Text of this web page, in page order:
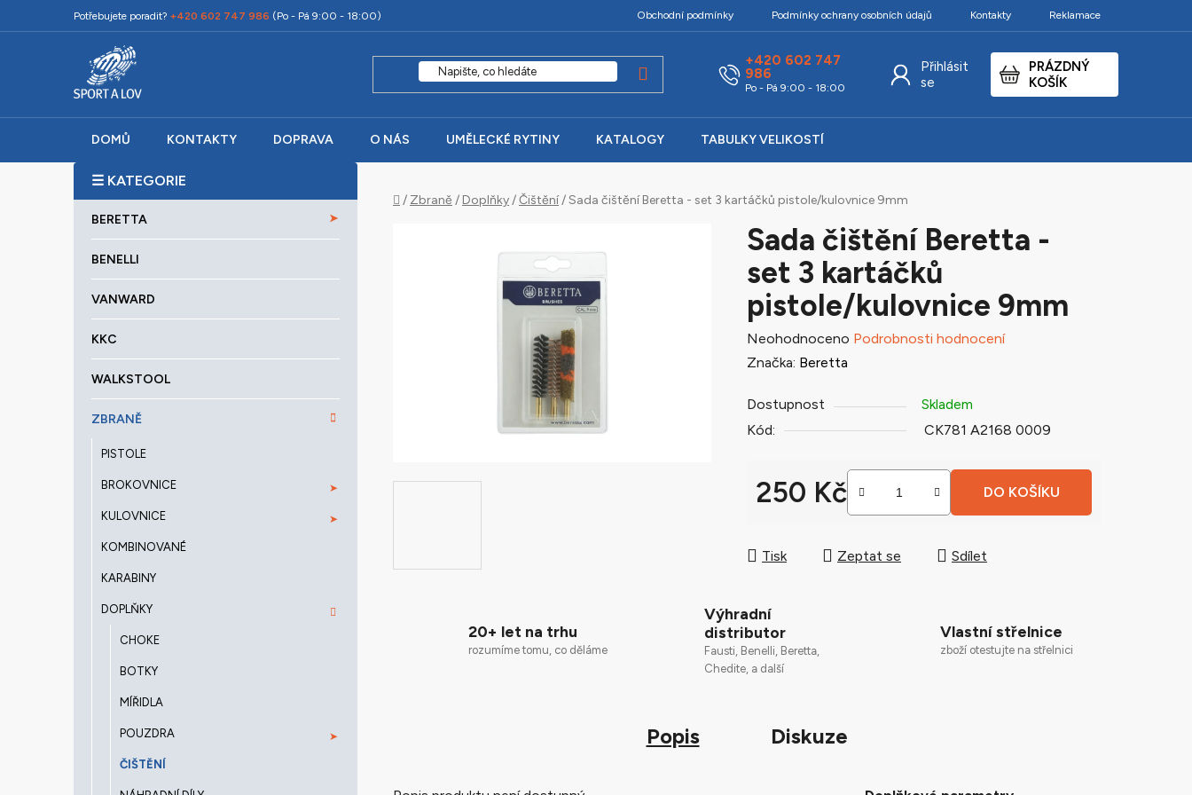
na
Potřebujete poradit? +420 602 747 986 (Po - Pá 9:00 - 18:00) Obchodní podmínky Podmínky ochrany osobních údajů Kontakty Reklamace
+420 602 747
986
Po - Pá 9:00 - 18:00
Přihlásit
se
NÁKUPNÍ
KOŠÍK
PRÁZDNÝ
KOŠÍK
DOMŮ KONTAKTY DOPRAVA O NÁS UMĚLECKÉ RYTINY KATALOGY TABULKY VELIKOSTÍ
P
o
kategorie
BERETTA
BENELLI
VANWARD
KKC
WALKSTOOL
ZBRANĚ
PISTOLE
BROKOVNICE
KULOVNICE
KOMBINOVANÉ
KARABINY
DOPLŇKY
CHOKE
BOTKY
MÍŘIDLA
POUZDRA
ČIŠTĚNÍ
Domů
/ Zbraně / Doplňky/Čištění/Sada čištění Beretta - set 3 kartáčků pistole/kulovnice 9mm
Sada čištění Beretta -
set 3 kartáčků
pistole/kulovnice 9mm
Průměrné
hodnocení
je
0,0
hvězdiček.
Neohodnoceno Podrobnosti hodnocení
Značka: Beretta
Dostupnost
Skladem
Kód:
CK781 A2168 0009
250 Kč DO KOŠÍKU
Tisk Zeptat se Sdílet
20+ let na trhu
rozumíme tomu, co děláme
Výhradní
distributor
Fausti, Benelli, Beretta,
Chedite, a další
Vlastní střelnice
zboží otestujte na střelnici
Popis Diskuze